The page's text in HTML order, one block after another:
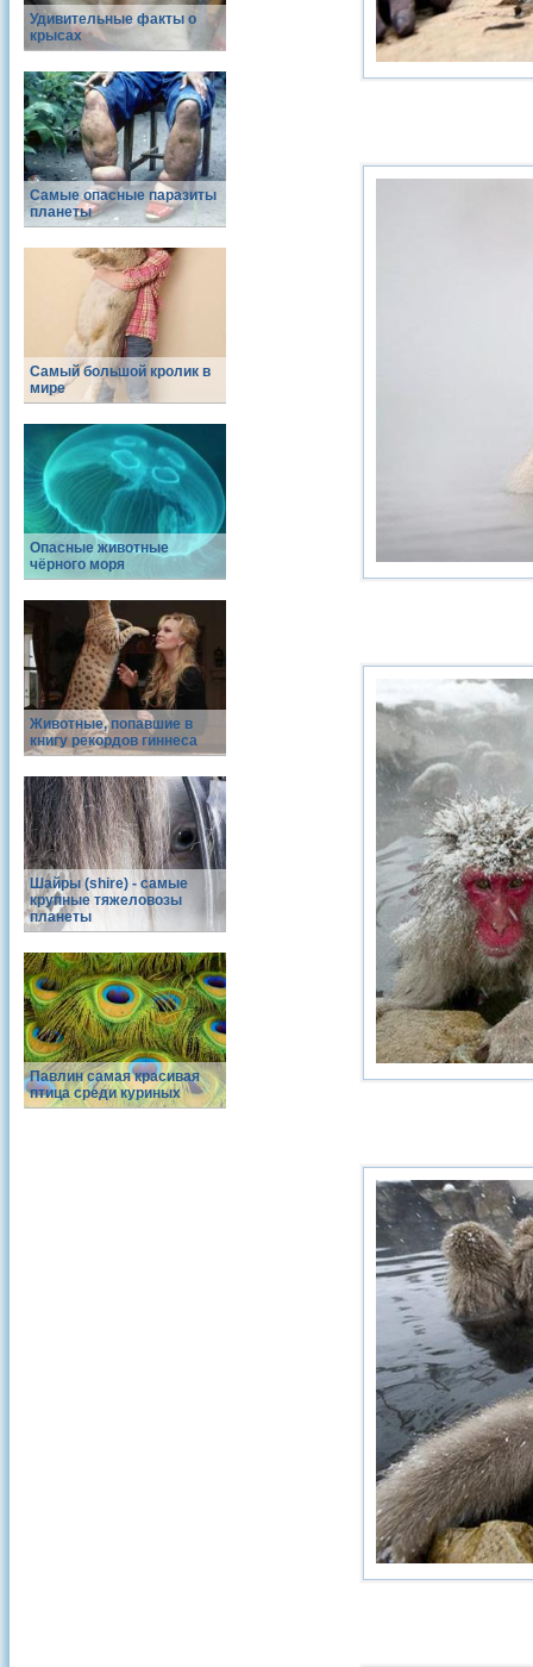
Удивительные факты о
крысах
Самые опасные паразиты
планеты
Самый большой кролик в
мире
Опасные животные
чёрного моря
Животные, попавшие в
книгу рекордов гиннеса
Шайры (shire) - самые
крупные тяжеловозы
планеты
Павлин самая красивая
птица среди куриных